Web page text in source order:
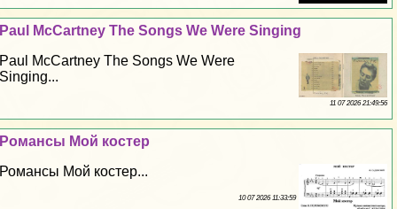
Paul McCartney The Songs We Were Singing
Paul McCartney The Songs We Were
Singing...
11 07 2026 21:49:56
Романсы Мой костер
Романсы Мой костер...
10 07 2026 11:33:59